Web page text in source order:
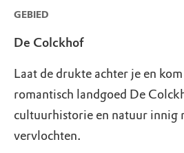
GEBIED
De Colckhof
Laat de drukte achter je en
romantisch landgoed De
cultuurhistorie en natuur innig
vervlochten.